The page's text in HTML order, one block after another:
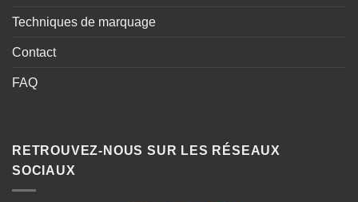
Techniques de marquage
Contact
FAQ
RETROUVEZ-NOUS SUR LES RÉSEAUX
SOCIAUX